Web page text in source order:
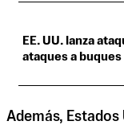
EE. UU. lanza
ataques a
Además, Estados